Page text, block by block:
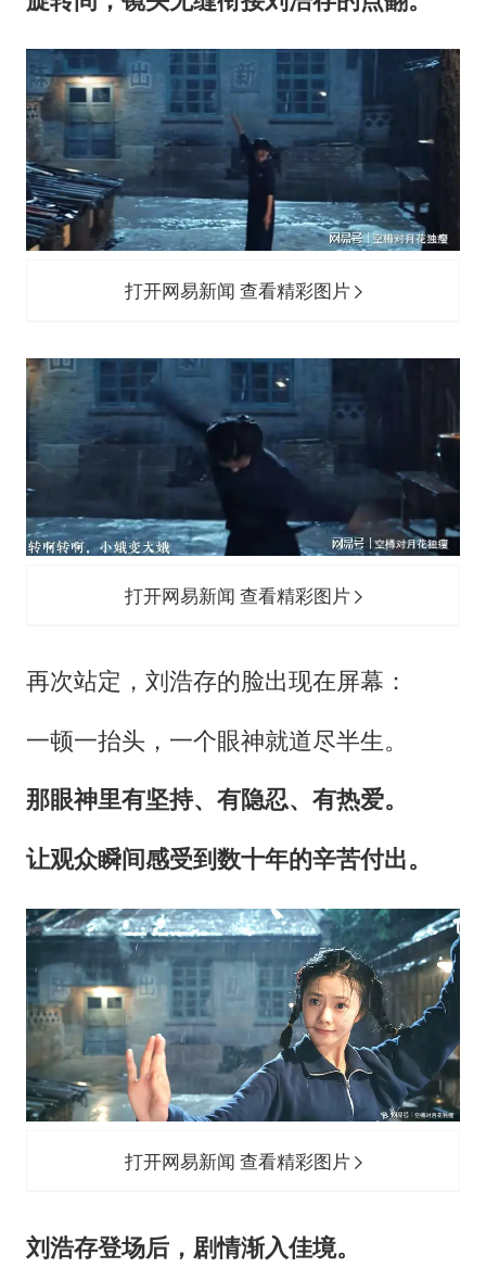
打开网易新闻 查看精彩图片
打开网易新闻 查看精彩图片
再次站定，刘浩存的脸出现在屏幕：
一顿一抬头，一个眼神就道尽半生。
那眼神里有坚持、有隐忍、有热爱。
让观众瞬间感受到数十年的辛苦付出。
打开网易新闻 查看精彩图片
刘浩存登场后，剧情渐入佳境。